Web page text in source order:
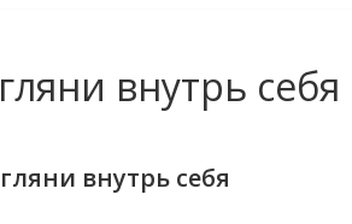
внутрь себя
внутрь себя